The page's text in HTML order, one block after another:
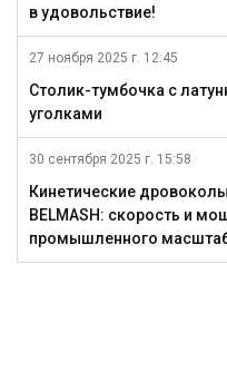
в удовольствие!
27 ноября 2025 г. 12:45
Столик-тумбочка с
уголками
30 сентября 2025 г. 15:58
Кинетические дровоколы
BELMASH: скорость и
промышленного